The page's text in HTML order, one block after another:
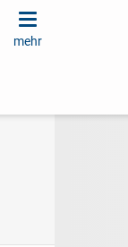
mehr